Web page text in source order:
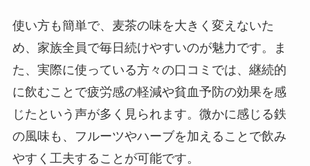
使い方も簡単で、麦茶の味を大きく変えないた
め、家族全員で毎日続けやすいのが魅力です。ま
た、実際に使っている方々の口コミでは、継続的
に飲むことで疲労感の軽減や貧血予防の効果を感
じたという声が多く見られます。微かに感じる鉄
の風味も、フルーツやハーブを加えることで飲み
やすく工夫することが可能です。